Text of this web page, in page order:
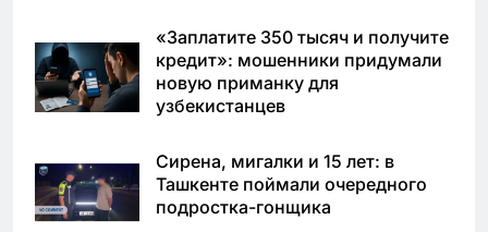
«Заплатите 350 тысяч и получите
кредит»: мошенники придумали
новую приманку для
узбекистанцев
Сирена, мигалки и 15 лет: в
Ташкенте поймали очередного
подростка-гонщика